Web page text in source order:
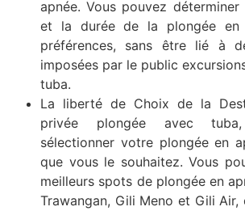
apnée. Vous pouvez
et la durée de la plongée
préférences, sans être lié à
imposées par le public
tuba.
La liberté de Choix de la
privée plongée avec
sélectionner votre plongée en
que vous le souhaitez. Vous
meilleurs spots de plongée en
Trawangan, Gili Meno et Gili